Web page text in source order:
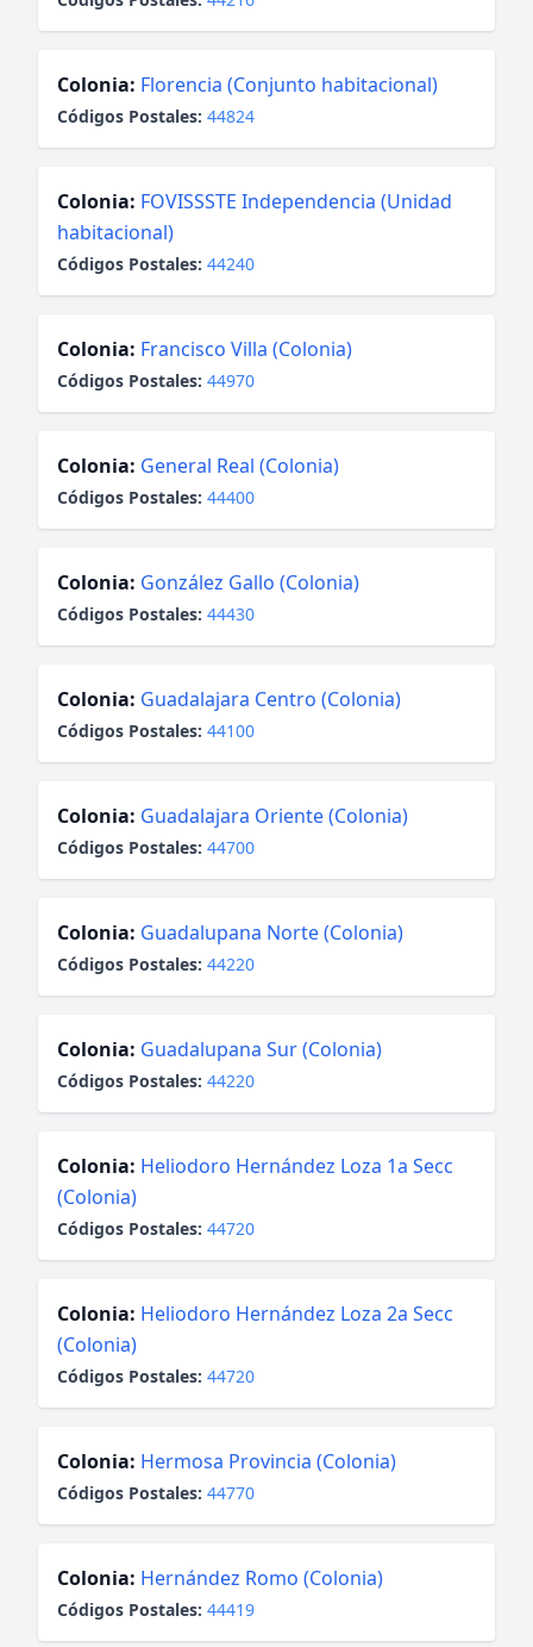
Colonia: Florencia (Conjunto habitacional)
Códigos Postales: 44824
Colonia: FOVISSSTE Independencia (Unidad
habitacional)
Códigos Postales: 44240
Colonia: Francisco Villa (Colonia)
Códigos Postales: 44970
Colonia: General Real (Colonia)
Códigos Postales: 44400
Colonia: González Gallo (Colonia)
Códigos Postales: 44430
Colonia: Guadalajara Centro (Colonia)
Códigos Postales: 44100
Colonia: Guadalajara Oriente (Colonia)
Códigos Postales: 44700
Colonia: Guadalupana Norte (Colonia)
Códigos Postales: 44220
Colonia: Guadalupana Sur (Colonia)
Códigos Postales: 44220
Colonia: Heliodoro Hernández Loza 1a Secc
(Colonia)
Códigos Postales: 44720
Colonia: Heliodoro Hernández Loza 2a Secc
(Colonia)
Códigos Postales: 44720
Colonia: Hermosa Provincia (Colonia)
Códigos Postales: 44770
Colonia: Hernández Romo (Colonia)
Códigos Postales: 44419